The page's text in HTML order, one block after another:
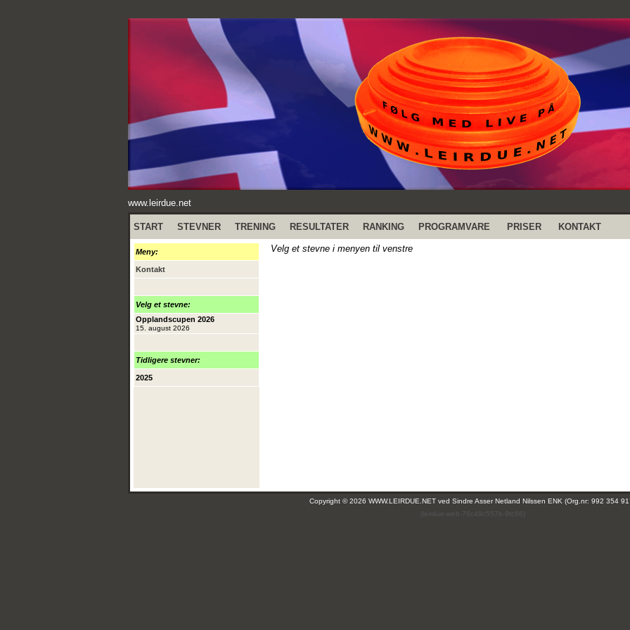
www.leirdue.net
START STEVNER TRENING RESULTATER RANKING PROGRAMVARE PRISER KONTAKT
Meny:
Kontakt
Velg et stevne:
Opplandscupen 2026
15. august 2026
Tidligere stevner:
2025
Velg et stevne i menyen til venstre
Copyright © 2026 WWW.LEIRDUE.NET ved Sindre Asser Netland Nilssen ENK (Org.nr: 992 354
(leirdue-web-76c49c557b-9tc66)